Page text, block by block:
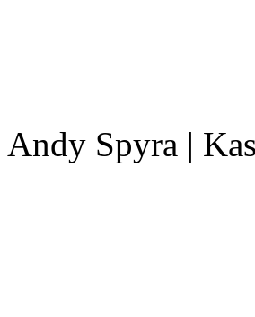
Andy Spyra |